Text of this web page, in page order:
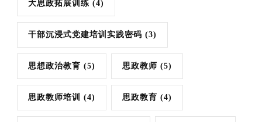
大思政拓展训练 (4)
干部沉浸式党建培训实践密码 (3)
思想政治教育 (5) 思政教师 (5)
思政教师培训 (4) 思政教育 (4)